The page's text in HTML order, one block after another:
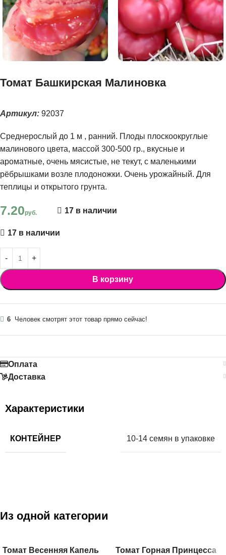
Томат Башкирская Малиновка
Артикул: 92037
Среднерослый до 1 м , ранний. Плоды плоскоокруглые
малинового цвета, массой 300-500 гр., вкусные и
ароматные, очень мясистые, не текут, с маленькими
рёбрышками возле плодоножки. Очень урожайный. Для
теплицы и открытого грунта.
7.20руб. 17 в наличии
17 в наличии
В корзину
6 Человек смотрят этот товар прямо сейчас!
Оплата
Доставка
Характеристики
КОНТЕЙНЕР 10-14 семян в упаковке
Из одной категории
Томат Весенняя Капель Томат Горная Принцесса